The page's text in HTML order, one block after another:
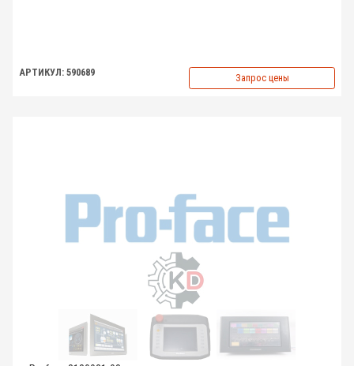
АРТИКУЛ: 590689 Запрос цены